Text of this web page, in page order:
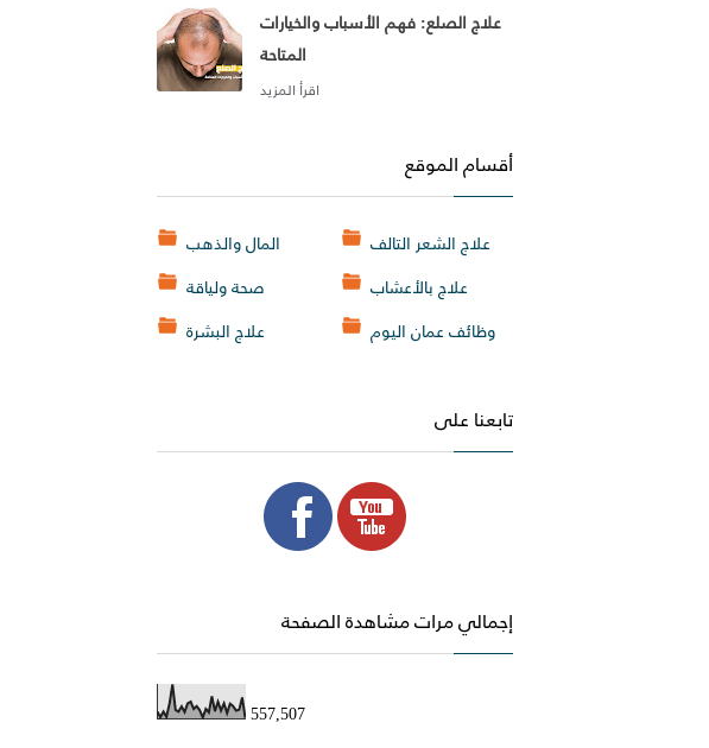
علاج الصلع: فهم الأسباب والخيارات
المتاحة
أقسام الموقع
المال والذهب
صحة ولياقة
علاج البشرة
علاج الشعر التالف
علاج بالأعشاب
وظائف عمان اليوم
تابعنا على
إجمالي مرات مشاهدة الصفحة
557,507